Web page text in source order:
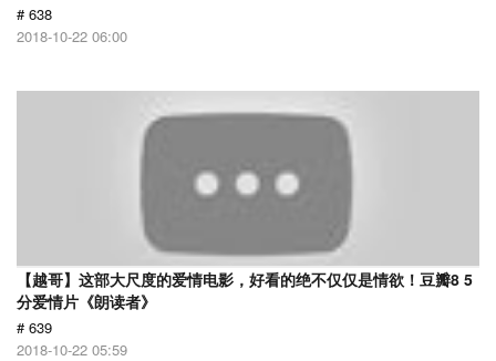
# 638
2018-10-22 06:00
【越哥】这部大尺度的爱情电影，好看的绝不仅仅是情欲！豆瓣8 5
分爱情片《朗读者》
# 639
2018-10-22 05:59